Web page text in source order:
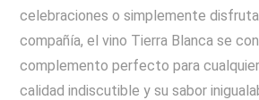
celebraciones o simplemente
compañía, el vino Tierra Blanca se
complemento perfecto para
calidad indiscutible y su sabor